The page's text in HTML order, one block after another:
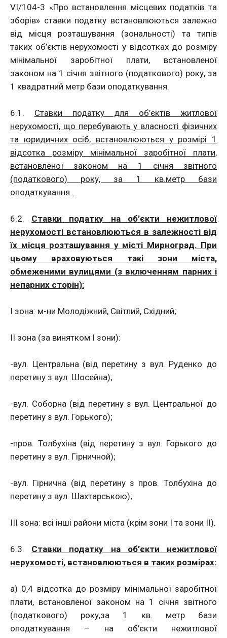
VI/104-3 «Про встановлення місцевих податків та
зборів» ставки податку встановлюються залежно
від місця розташування (зональності) та типів
таких об’єктів нерухомості у відсотках до розміру
мінімальної заробітної плати, встановленої
законом на 1 січня звітного (податкового) року, за
1 квадратний метр бази оподаткування.
6.1. Ставки податку для об’єктів житлової
нерухомості, що перебувають у власності фізичних
та юридичних осіб, встановлюються у розмірі 1
відсотка розміру мінімальної заробітної плати,
встановленої законом на 1 січня звітного
(податкового) року, за 1 кв.метр бази
оподаткування .
6.2. Ставки податку на об’єкти нежитлової
нерухомості встановлюються в залежності від
їх місця розташування у місті Мирноград. При
цьому враховуються такі зони міста,
обмеженими вулицями (з включенням парних і
непарних сторін):
І зона: м-ни Молодіжний, Світлий, Східний;
ІІ зона (за винятком І зони):
-вул. Центральна (від перетину з вул. Руденко до
перетину з вул. Шосейна);
-вул. Соборна (від перетину з вул. Центральної до
перетину з вул. Горького);
-пров. Толбухіна (від перетину з вул. Горького до
перетину з вул. Гірничной);
-вул. Гірнична (від перетину з пров. Толбухіна до
перетину з вул. Шахтарською);
ІІІ зона: всі інші райони міста (крім зони І та зони ІІ).
6.3. Ставки податку на об’єкти нежитлової
нерухомості, встановлюються в таких розмірах:
а) 0,4 відсотка до розміру мінімальної заробітної
плати, встановленої законом на 1 січня звітного
(податкового) року,за 1 кв. метр бази
оподаткування – на об’єкти нежитлової